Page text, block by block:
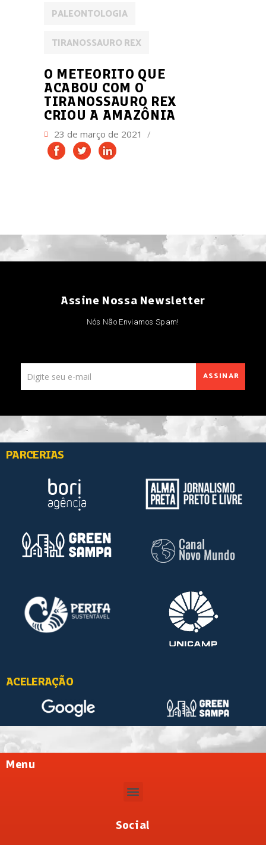
PALEONTOLOGIA
TIRANOSSAURO REX
O METEORITO QUE
ACABOU COM O
TIRANOSSAURO REX
CRIOU A AMAZÔNIA
23 de março de 2021
Assine Nossa Newsletter
Nós Não Enviamos Spam!
ASSINAR
PARCERIAS
ACELERAÇÃO
Menu
Social